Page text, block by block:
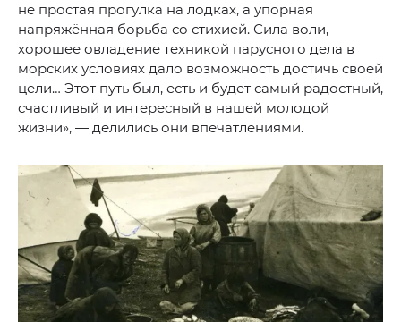
не простая прогулка на лодках, а упорная
напряжённая борьба со стихией. Сила воли,
хорошее овладение техникой парусного дела в
морских условиях дало возможность достичь своей
цели… Этот путь был, есть и будет самый радостный,
счастливый и интересный в нашей молодой
жизни», — делились они впечатлениями.